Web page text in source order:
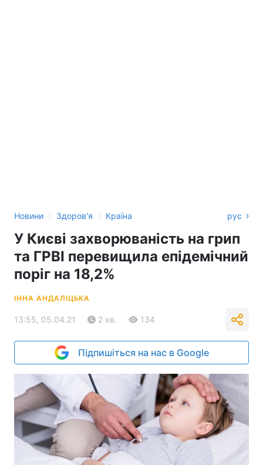
Новини › Здоров'я › Країна рус
У Києві захворюваність на грип
та ГРВІ перевищила епідемічний
поріг на 18,2%
ІННА АНДАЛІЦЬКА
13:55, 05.04.21 2 хв. 134
Підпишіться на нас в Google